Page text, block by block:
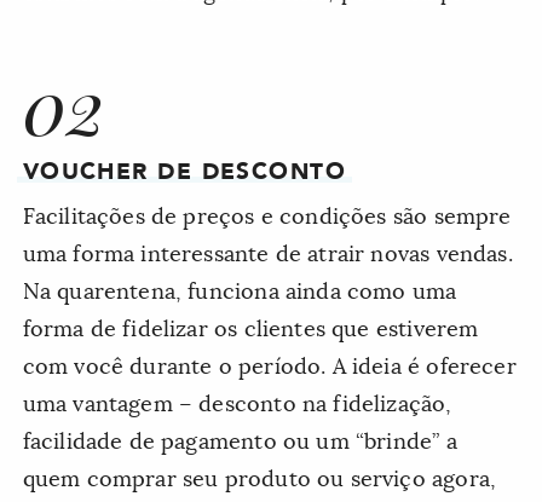
02
VOUCHER DE DESCONTO
Facilitações de preços e condições são sempre
uma forma interessante de atrair novas vendas.
Na quarentena, funciona ainda como uma
forma de fidelizar os clientes que estiverem
com você durante o período. A ideia é oferecer
uma vantagem – desconto na fidelização,
facilidade de pagamento ou um “brinde” a
quem comprar seu produto ou serviço agora,